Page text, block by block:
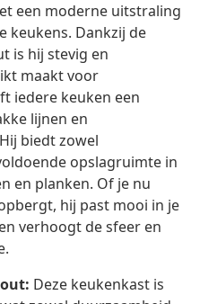
een moderne uitstraling
keukens. Dankzij de
is hij stevig en
maakt voor
iedere keuken een
lijnen en
biedt zowel
opslagruimte in
en planken. Of je nu
hij past mooi in je
verhoogt de sfeer en
Deze keukenkast is